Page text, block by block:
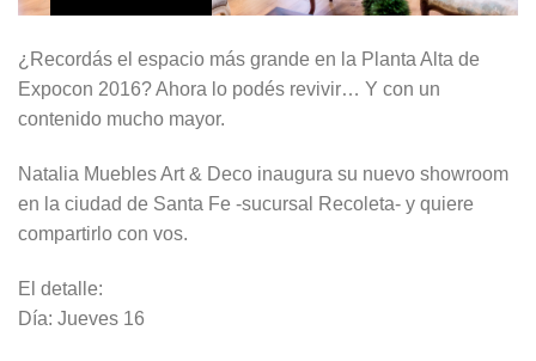
¿Recordás el espacio más grande en la Planta Alta de
Expocon 2016? Ahora lo podés revivir… Y con un
contenido mucho mayor.
Natalia Muebles Art & Deco inaugura su nuevo showroom
en la ciudad de Santa Fe -sucursal Recoleta- y quiere
compartirlo con vos.
El detalle:
Día: Jueves 16